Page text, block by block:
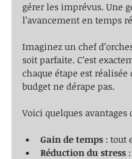
gérer les imprévus. Une
l’avancement en temps
Imaginez un chef
soit parfaite. C’est
chaque étape est réalisée
budget ne dérape pas.
Voici quelques avantages
Gain de temps : tout
Réduction du stress